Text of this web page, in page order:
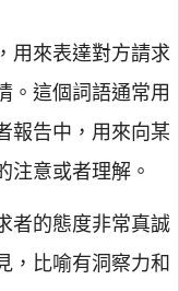
用來表達對方請求
。這個詞語通常用
報告中，用來向某
注意或者理解。
者的態度非常真誠
，比喻有洞察力和